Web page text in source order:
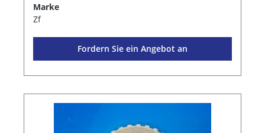
Marke
Zf
Fordern Sie ein Angebot an